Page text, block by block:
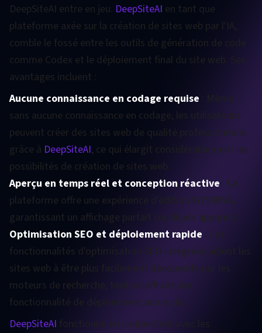
DeepSiteAI entre en jeu. DeepSiteAI en tant que
plateforme axée sur la création de sites web par l'IA,
comble le fossé entre les outils de génération de code
comme Codex et le déploiement final du site web. Ses
avantages incluent :
Aucune connaissance en codage requise : Même
sans aucune connaissance en codage, les utilisateurs
peuvent créer des sites web de qualité professionnelle
grâce à DeepSiteAI, ce qui élargit considérablement les
possibilités de création de sites web.
Aperçu en temps réel et conception réactive : La
plateforme offre une expérience d'édition WYSIWYG,
garantissant un affichage parfait sur divers appareils.
Optimisation SEO et déploiement rapide : Les
fonctionnalités d'optimisation SEO intégrées aident les
sites web à être plus facilement découverts par les
moteurs de recherche, tout en offrant une
fonctionnalité de déploiement en un clic.
DeepSiteAI fonctionne en conjonction avec les